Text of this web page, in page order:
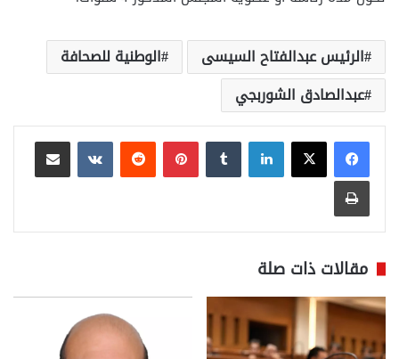
الرئيس عبدالفتاح السيسى
الوطنية للصحافة
عبدالصادق الشوربجي
لينكدإن بينتيريست
مشاركة عبر البريد
طباعة
مقالات ذات صلة